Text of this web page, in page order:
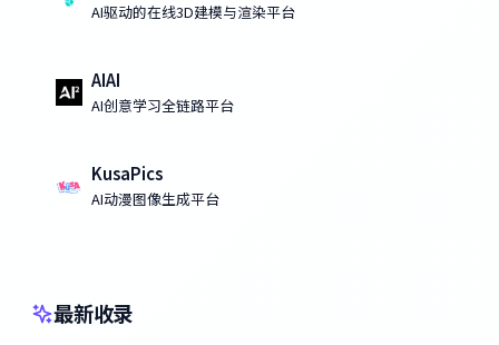
AI驱动的在线3D建模与渲染平台
AIAI
AI创意学习全链路平台
KusaPics
AI动漫图像生成平台
最新收录